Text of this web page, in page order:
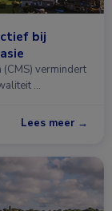
bij
vermindert
…
Lees meer →